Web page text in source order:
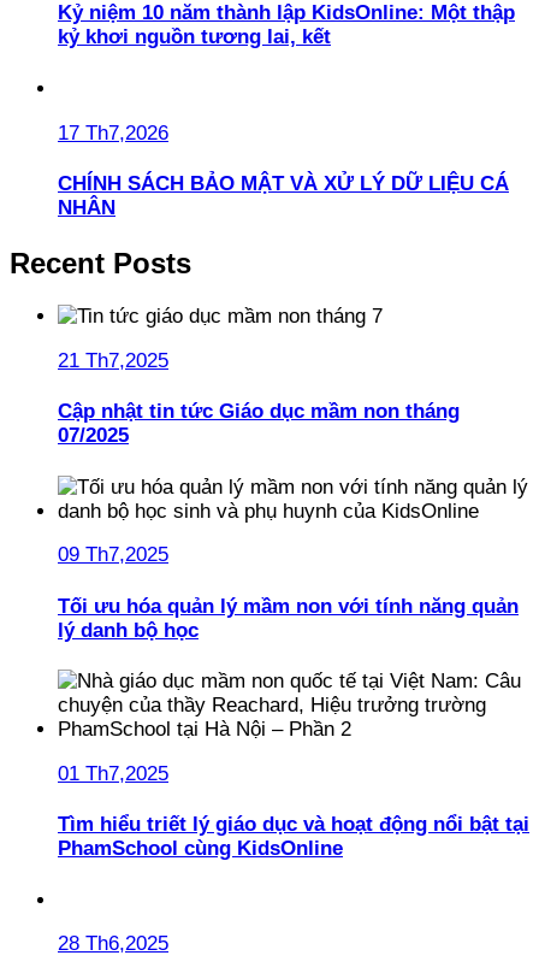
Kỷ niệm 10 năm thành lập KidsOnline: Một thập
kỷ khơi nguồn tương lai, kết
17 Th7,2026
CHÍNH SÁCH BẢO MẬT VÀ XỬ LÝ DỮ LIỆU CÁ
NHÂN
Recent Posts
21 Th7,2025
Cập nhật tin tức Giáo dục mầm non tháng
07/2025
09 Th7,2025
Tối ưu hóa quản lý mầm non với tính năng quản
lý danh bộ học
01 Th7,2025
Tìm hiểu triết lý giáo dục và hoạt động nổi bật tại
PhamSchool cùng KidsOnline
28 Th6,2025